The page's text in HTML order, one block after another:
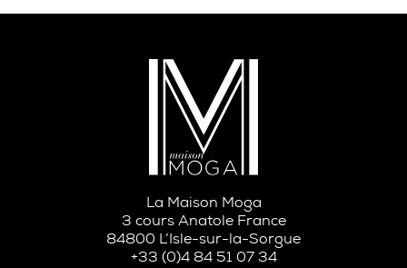
La Maison Moga
3 cours Anatole France
84800 L’Isle-sur-la-Sorgue
+33 (0)4 84 51 07 34